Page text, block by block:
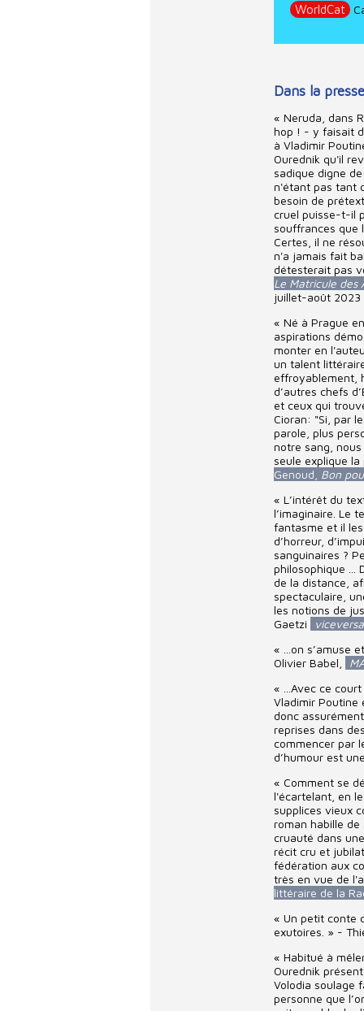
WorldCat
Dans la
« Neruda, dans
hop ! - y faisait
à Vladimir
Ourednik qu'il
sadique digne
n'étant pas tant
besoin de
cruel puisse-t-il
souffrances que
Certes, il ne
n'a jamais fait
détesterait pas
Le Matricule des
juillet-août 2023
« Né à Prague
aspirations
monter en
un talent
effroyablement,
d’autres chefs
et ceux qui
Cioran: "Si, par
parole, plus
notre sang,
seule explique
Genoud, Bon
« L’intérêt du
l’imaginaire. Le
fantasme et il
d’horreur,
sanguinaires ?
philosophique ...
de la distance,
spectaculaire,
les notions de
Gaetzi
« ...on s’amuse
Olivier Babel,
« ...Avec ce
Vladimir Poutine
donc
reprises dans
commencer par
d’humour est
« Comment se
l'écartelant, en
supplices vieux
roman habille
cruauté dans
récit cru et
fédération aux
très en vue de
littéraire de la
« Un petit conte
exutoires. » -
« Habitué à
Ourednik
Volodia soulage
personne que